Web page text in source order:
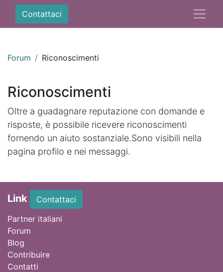
Contattaci
Forum Riconoscimenti
Riconoscimenti
Oltre a guadagnare reputazione con domande e
risposte, è possibile ricevere riconoscimenti
fornendo un aiuto sostanziale.Sono visibili nella
pagina profilo e nei messaggi.
Link
Contattaci
Partner italiani
Forum
Blog
Contribuire
Contatti